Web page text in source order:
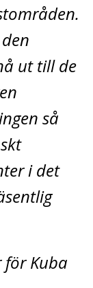
ut till de
så
i det
Kuba